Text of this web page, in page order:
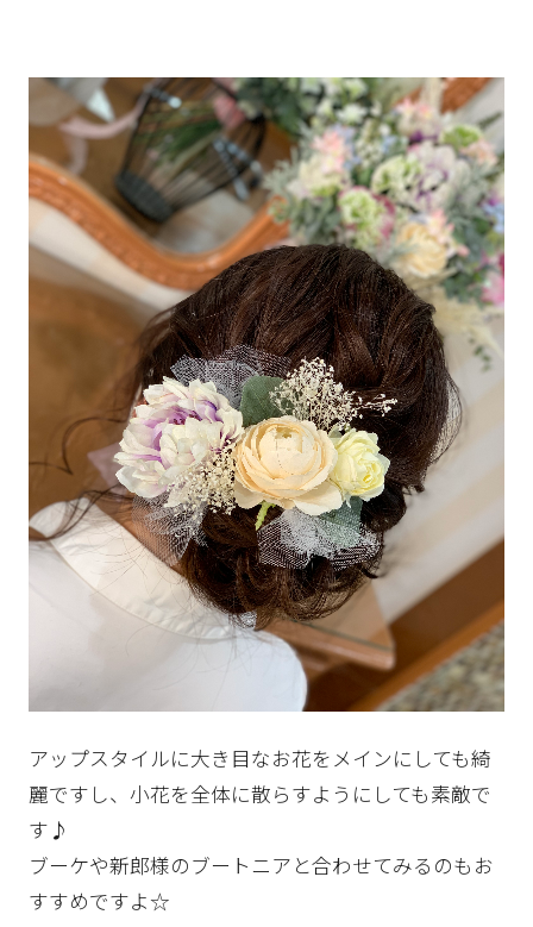
アップスタイルに大き目なお花をメインにしても綺
麗ですし、小花を全体に散らすようにしても素敵で
す♪
ブーケや新郎様のブートニアと合わせてみるのもお
すすめですよ☆